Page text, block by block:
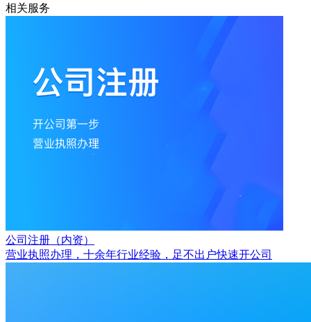
相关服务
公司注册（内资）
营业执照办理，十余年行业经验，足不出户快速开公司